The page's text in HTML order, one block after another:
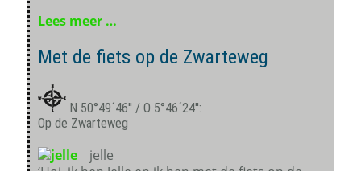
Lees meer …
Met de fiets op de Zwarteweg
N 50°49´46'' / O 5°46´24'':
Op de Zwarteweg
jelle